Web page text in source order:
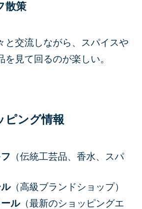
散策
と交流しながら、スパイスや
を見て回るのが楽しい。
ピング情報
（伝統工芸品、香水、スパ
（高級ブランドショップ）
ル（最新のショッピングエ